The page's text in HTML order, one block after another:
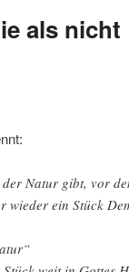
als nicht
der Natur gibt, vor
wieder ein Stück